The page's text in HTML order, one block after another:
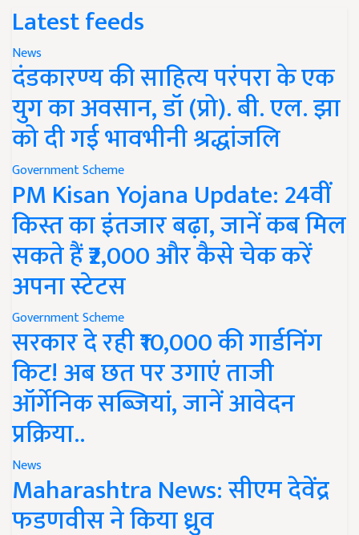
Latest feeds
News
दंडकारण्य की साहित्य परंपरा के एक
युग का अवसान, डॉ (प्रो). बी. एल. झा
को दी गई भावभीनी श्रद्धांजलि
Government Scheme
PM Kisan Yojana Update: 24वीं
किस्त का इंतजार बढ़ा, जानें कब मिल
सकते हैं ₹2,000 और कैसे चेक करें
अपना स्टेटस
Government Scheme
सरकार दे रही ₹10,000 की गार्डनिंग
किट! अब छत पर उगाएं ताजी
ऑर्गेनिक सब्जियां, जानें आवेदन
प्रक्रिया..
News
Maharashtra News: सीएम देवेंद्र
फडणवीस ने किया ध्रुव